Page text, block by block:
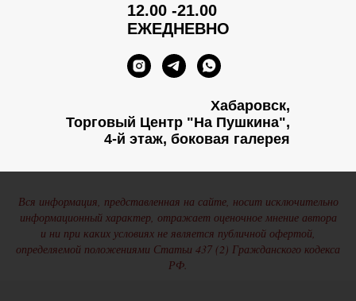
12.00 -21.00
ЕЖЕДНЕВНО
Хабаровск,
Торговый Центр "На Пушкина",
4-й этаж, боковая галерея
Вся информация, представленная на сайте, носит исключительно
информационный характер, отражает оценочное мнение автора
и ни при каких условиях не является публичной офертой,
определяемой положениями Статьи 437 (2) Гражданского кодекса
РФ.